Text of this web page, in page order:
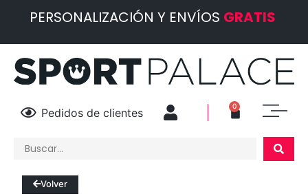
PERSONALIZACIÓN Y ENVÍOS GRATIS
Pedidos de clientes 0
Volver